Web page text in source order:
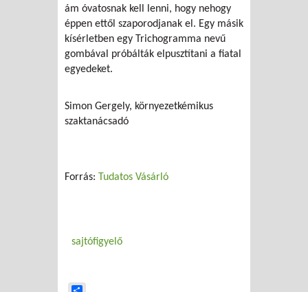
ám óvatosnak kell lenni, hogy nehogy
éppen ettől szaporodjanak el. Egy másik
kísérletben egy Trichogramma nevű
gombával próbálták elpusztítani a fiatal
egyedeket.
Simon Gergely, környezetkémikus
szaktanácsadó
Forrás: Tudatos Vásárló
sajtófigyelő